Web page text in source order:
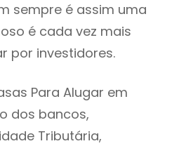
sempre é assim uma
é cada vez mais
por investidores.
Para Alugar em
dos bancos,
Tributária,